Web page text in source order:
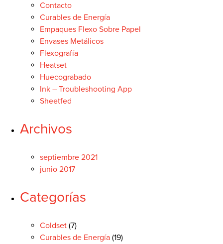
Español
SEARCH
Contacto
Curables de Energía
Empaques Flexo Sobre Papel
Envases Metálicos
Flexografía
Heatset
Huecograbado
Ink – Troubleshooting App
Sheetfed
Archivos
septiembre 2021
junio 2017
Categorías
Coldset (7)
Curables de Energía (19)